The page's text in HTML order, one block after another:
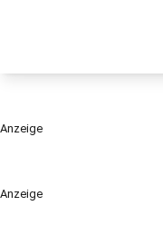
Anzeige
Anzeige